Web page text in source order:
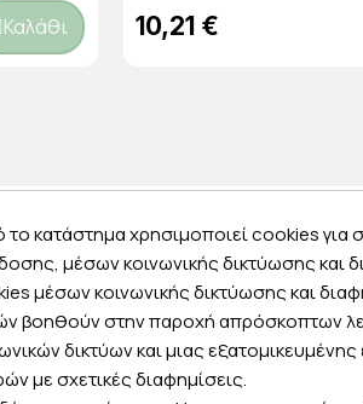
Καλάθι 10,21 €
Express αποστολές
Κάντε σήμερα την παραγγελία
παραλάβετε αύριο στην πόρτα
το κατάστημα χρησιμοποιεί cookies για
μέσων κοινωνικής δικτύωσης και
μέσων κοινωνικής δικτύωσης και
βοηθούν στην παροχή απρόσκοπτων
δικτύων και μιας εξατομικευμένης
με σχετικές διαφημίσεις.